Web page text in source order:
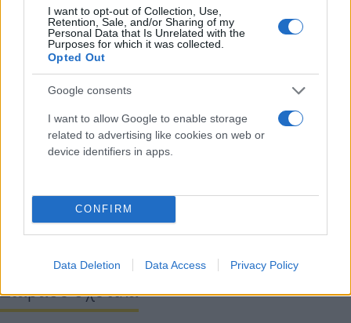
I want to opt-out of Collection, Use,
Retention, Sale, and/or Sharing of my
Personal Data that Is Unrelated with the
Purposes for which it was collected.
Opted Out
Google consents
I want to allow Google to enable storage
related to advertising like cookies on web or
device identifiers in apps.
CONFIRM
Data Deletion Data Access Privacy Policy
Τα αίτια πρόκλησης του δυστυχήματος διερευνά το
Κάνε κλικ και δες περισσότερο
Διάβασε σχετικά